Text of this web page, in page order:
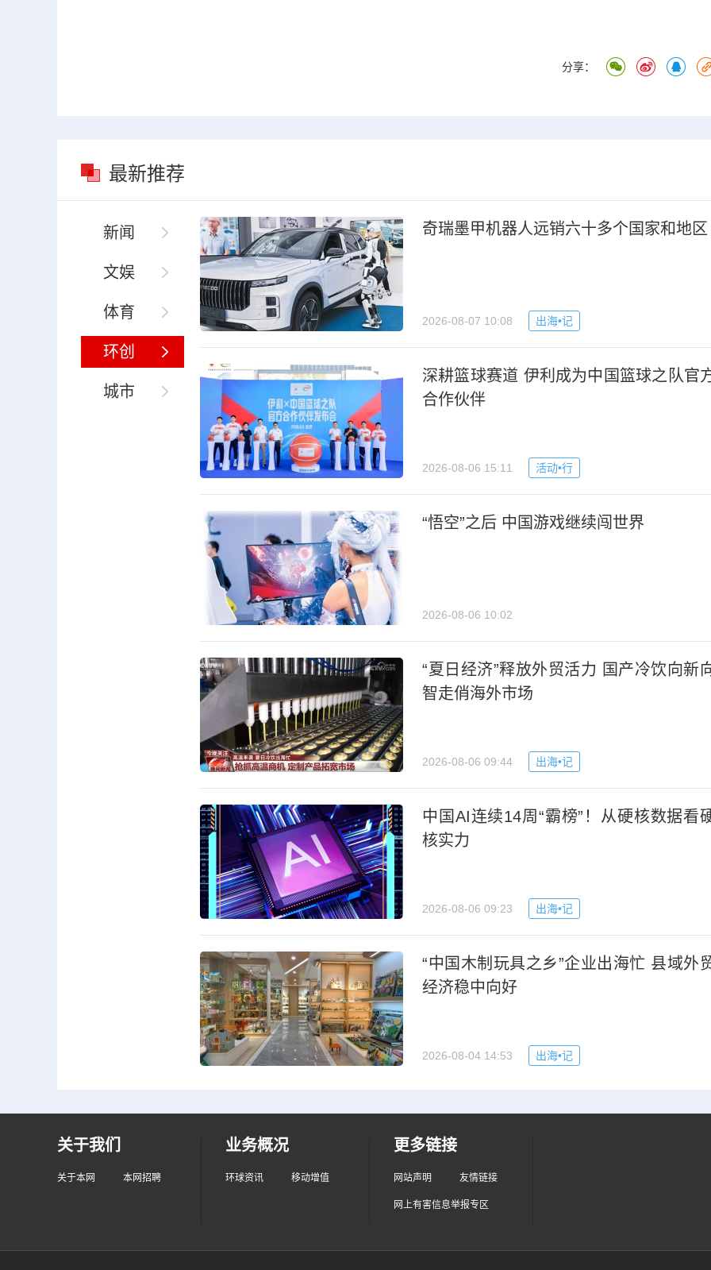
分享：
最新推荐
新闻
文娱
体育
环创
城市
奇瑞墨甲机器人远销六十多个国家和地区
2026-08-07 10:08 出海•记
深耕篮球赛道 伊利成为中国篮球之队官
合作伙伴
2026-08-06 15:11 活动•行
“悟空”之后 中国游戏继续闯世界
2026-08-06 10:02
“夏日经济”释放外贸活力 国产冷饮向新
智走俏海外市场
2026-08-06 09:44 出海•记
中国AI连续14周“霸榜”！从硬核数据看
核实力
2026-08-06 09:23 出海•记
“中国木制玩具之乡”企业出海忙 县域外
经济稳中向好
2026-08-04 14:53 出海•记
关于我们
关于本网 本网招聘
业务概况
环球资讯 移动增值
更多链接
网站声明 友情链接
网上有害信息举报专区